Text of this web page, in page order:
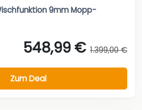
9mm Mopp-
548,99 € 1.399,00 €
Zum Deal